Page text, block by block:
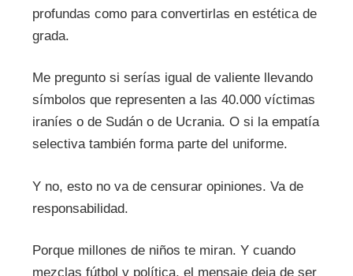
profundas como para convertirlas en estética de
grada.
Me pregunto si serías igual de valiente llevando
símbolos que representen a las 40.000 víctimas
iraníes o de Sudán o de Ucrania. O si la empatía
selectiva también forma parte del uniforme.
Y no, esto no va de censurar opiniones. Va de
responsabilidad.
Porque millones de niños te miran. Y cuando
mezclas fútbol y política, el mensaje deja de ser